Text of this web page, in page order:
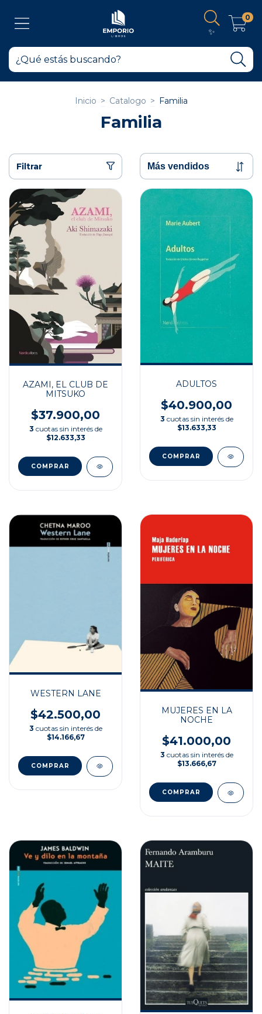
✨
0
Inicio > Catalogo > Familia
Familia
Filtrar
AZAMI, EL CLUB DE
MITSUKO
$37.900,00
3 cuotas sin interés de
$12.633,33
ADULTOS
$40.900,00
3 cuotas sin interés de
$13.633,33
WESTERN LANE
$42.500,00
3 cuotas sin interés de
$14.166,67
MUJERES EN LA
NOCHE
$41.000,00
3 cuotas sin interés de
$13.666,67